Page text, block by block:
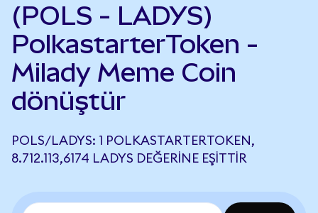
(POLS - LADYS)
PolkastarterToken -
Milady Meme Coin
dönüştür
POLS/LADYS: 1 POLKASTARTERTOKEN,
8.712.113,6174 LADYS DEĞERINE EŞITTIR